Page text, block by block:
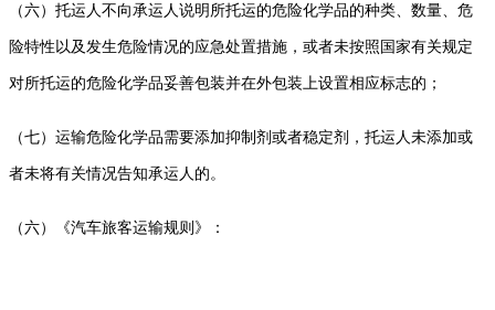
（六）托运人不向承运人说明所托运的危险化学品的种类、数量、危
险特性以及发生危险情况的应急处置措施，或者未按照国家有关规定
对所托运的危险化学品妥善包装并在外包装上设置相应标志的；
（七）运输危险化学品需要添加抑制剂或者稳定剂，托运人未添加或
者未将有关情况告知承运人的。
（六）《汽车旅客运输规则》：